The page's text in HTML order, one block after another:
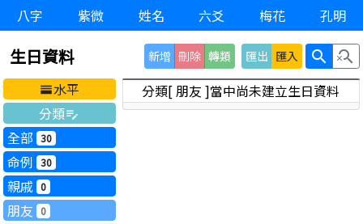
八字 紫微 姓名 六爻 梅花 孔明
生日資料 新增 刪除 轉類 匯出 匯入 search search_off
horizontal_split水平
分類edit_note
全部 30
命例 30
親戚 0
朋友 0
分類[ 朋友 ]當中尚未建立生日資料